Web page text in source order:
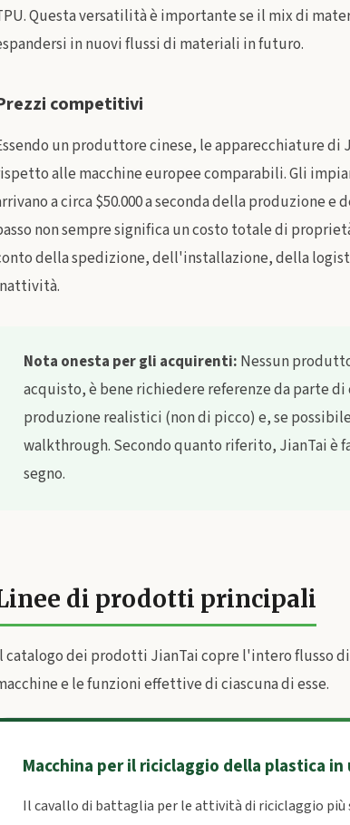
Questa versatilità è importante se il mix di
in nuovi flussi di materiali in futuro.
competitivi
un produttore cinese, le apparecchiature di
alle macchine europee comparabili. Gli
a circa $50.000 a seconda della produzione
non sempre significa un costo totale di
della spedizione, dell'installazione, della
Nota onesta per gli acquirenti: Nessun
acquisto, è bene richiedere referenze da parte
produzione realistici (non di picco) e, se
walkthrough. Secondo quanto riferito, JianTai è
segno.
di prodotti principali
catalogo dei prodotti JianTai copre l'intero flusso
e le funzioni effettive di ciascuna di esse.
Macchina per il riciclaggio della plastica in
Il cavallo di battaglia per le attività di riciclaggio